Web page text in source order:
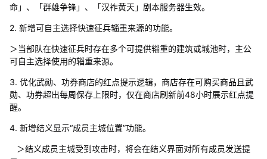
命」、「群雄争锋」、「汉祚黄天」剧本服务器生效。
2. 新增可自主选择快速征兵辎重来源的功能。
＞当部队在快速征兵时存在多个可提供辎重的建筑或城池时，主公
可自主选择使用的辎重来源。
3. 优化武勋、功券商店的红点提示逻辑，商店存在可购买商品且武
勋、功券超出每周保存上限时，仅在商店刷新前48小时展示红点提
醒。
4. 新增结义显示“成员主城位置”功能。
＞结义成员主城受到攻击时，将会在结义界面对所有成员发送提